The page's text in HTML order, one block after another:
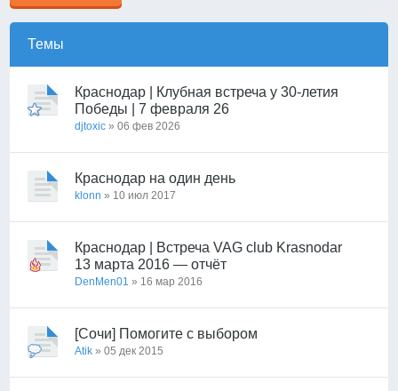
Темы
Краснодар | Клубная встреча у 30-летия
Победы | 7 февраля 26
djtoxic » 06 фев 2026
Краснодар на один день
klonn » 10 июл 2017
Краснодар | Встреча VAG club Krasnodar
13 марта 2016 — отчёт
DenMen01 » 16 мар 2016
[Сочи] Помогите с выбором
Atik » 05 дек 2015